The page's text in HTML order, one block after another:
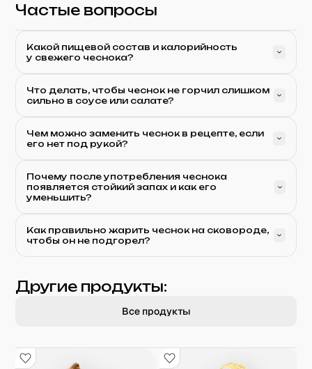
Частые вопросы
Какой пищевой состав и калорийность
у свежего чеснока?
Что делать, чтобы чеснок не горчил слишком
сильно в соусе или салате?
Чем можно заменить чеснок в рецепте, если
его нет под рукой?
Почему после употребления чеснока
появляется стойкий запах и как его
уменьшить?
Как правильно жарить чеснок на сковороде,
чтобы он не подгорел?
Другие продукты:
Все продукты